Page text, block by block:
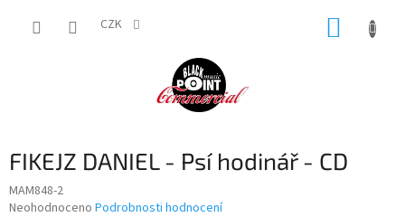
CZK
FIKEJZ DANIEL - Psí hodinář - CD
MAM848-2
Průměrné
Neohodnoceno Podrobnosti hodnocení